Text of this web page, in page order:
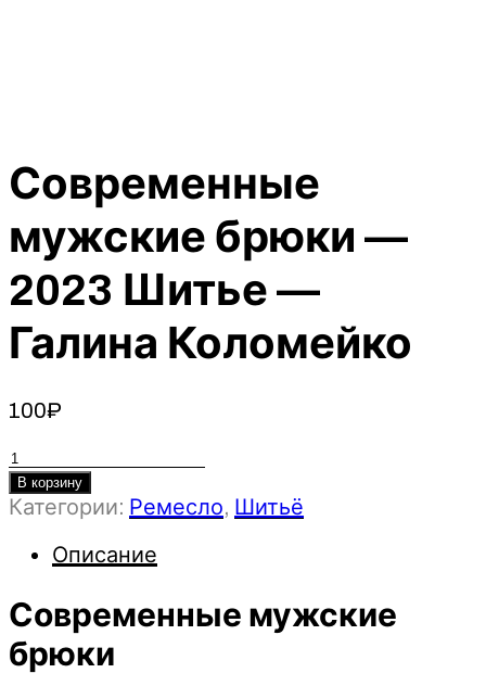
Современные
мужские брюки —
2023 Шитье —
Галина Коломейко
100₽
Количество
товара
Современные
брюки
2023
Шитье
-
В корзину
Категории: Ремесло, Шитьё
Описание
Современные мужские
брюки